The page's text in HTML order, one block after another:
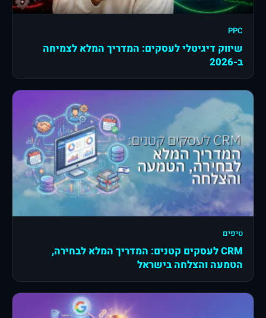
PPC
שיווק דיגיטלי לעסקים: המדריך המלא לצמיחה
ב-2026
טיפים
CRM לעסקים קטנים: המדריך המלא לבחירה,
הטמעה והצלחה בישראל